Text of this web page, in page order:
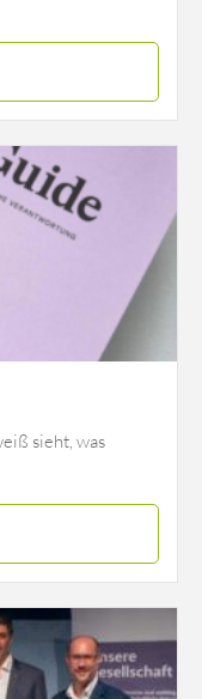
sieht, was